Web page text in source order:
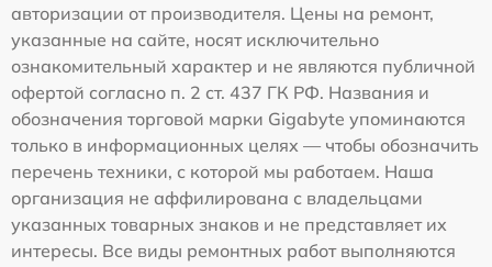
авторизации от производителя. Цены на ремонт,
указанные на сайте, носят исключительно
ознакомительный характер и не являются публичной
офертой согласно п. 2 ст. 437 ГК РФ. Названия и
обозначения торговой марки Gigabyte упоминаются
только в информационных целях — чтобы обозначить
перечень техники, с которой мы работаем. Наша
организация не аффилирована с владельцами
указанных товарных знаков и не представляет их
интересы. Все виды ремонтных работ выполняются